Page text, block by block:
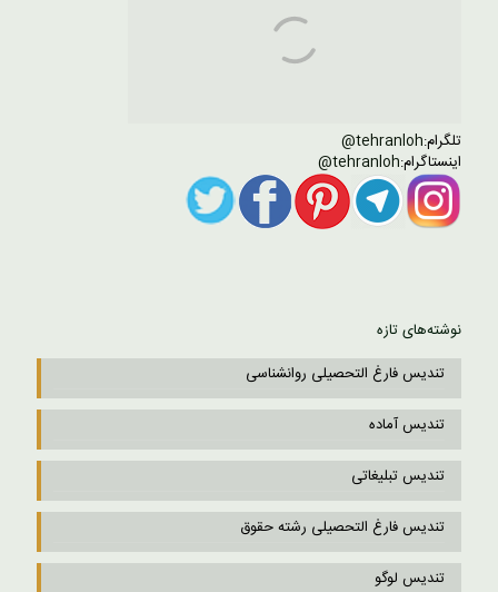
تلگرام:tehranloh@
اینستاگرام:tehranloh@
نوشته‌های تازه
تندیس فارغ التحصیلی روانشناسی
تندیس آماده
تندیس تبلیغاتی
تندیس فارغ التحصیلی رشته حقوق
تندیس لوگو